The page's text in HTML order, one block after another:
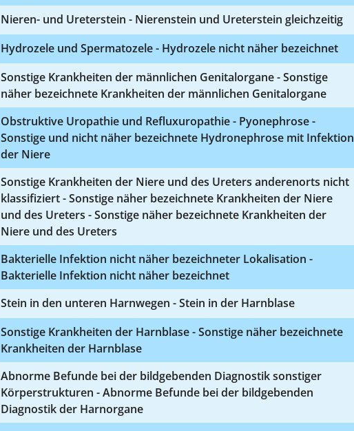
Nieren- und Ureterstein - Nierenstein und Ureterstein gleichzeitig
Hydrozele und Spermatozele - Hydrozele nicht näher bezeichnet
Sonstige Krankheiten der männlichen Genitalorgane - Sonstige
näher bezeichnete Krankheiten der männlichen Genitalorgane
Obstruktive Uropathie und Refluxuropathie - Pyonephrose -
Sonstige und nicht näher bezeichnete Hydronephrose mit Infektion
der Niere
Sonstige Krankheiten der Niere und des Ureters anderenorts nicht
klassifiziert - Sonstige näher bezeichnete Krankheiten der Niere
und des Ureters - Sonstige näher bezeichnete Krankheiten der
Niere und des Ureters
Bakterielle Infektion nicht näher bezeichneter Lokalisation -
Bakterielle Infektion nicht näher bezeichnet
Stein in den unteren Harnwegen - Stein in der Harnblase
Sonstige Krankheiten der Harnblase - Sonstige näher bezeichnete
Krankheiten der Harnblase
Abnorme Befunde bei der bildgebenden Diagnostik sonstiger
Körperstrukturen - Abnorme Befunde bei der bildgebenden
Diagnostik der Harnorgane